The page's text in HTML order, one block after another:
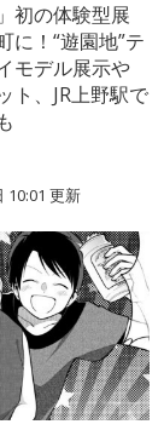
初の体験型展
に！“遊園地”テ
モデル展示や
ト、JR上野駅で
10:01 更新